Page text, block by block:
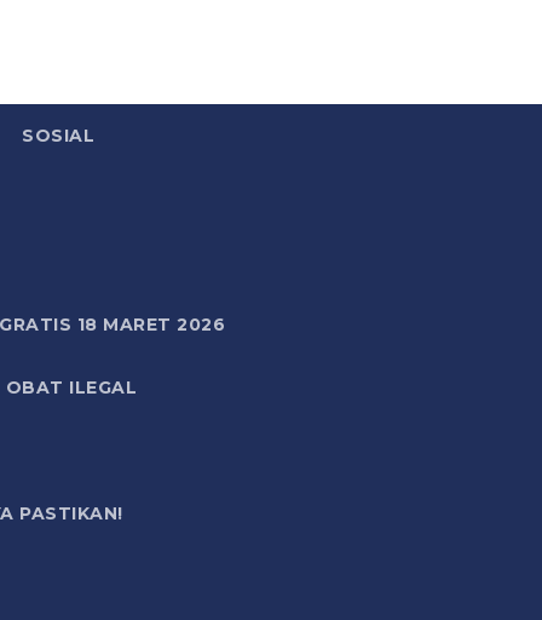
SOSIAL
18 MARET 2026
OBAT ILEGAL
PASTIKAN!